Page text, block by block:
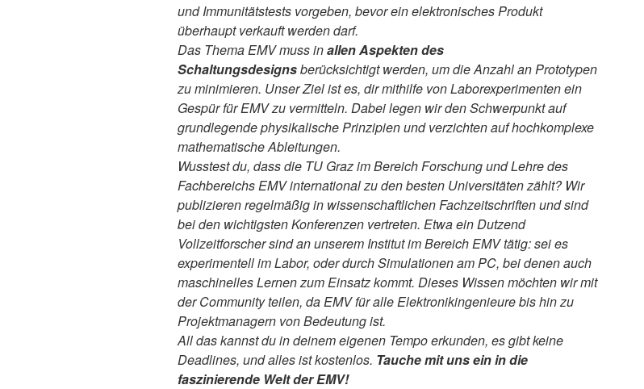
und Immunitätstests vorgeben, bevor ein elektronisches Produkt
überhaupt verkauft werden darf.
Das Thema EMV muss inallen Aspekten des
Schaltungsdesignsberücksichtigt werden, um die Anzahl an Prototypen
zu minimieren. Unser Ziel ist es, dir mithilfe von Laborexperimenten ein
Gespür für EMV zu vermitteln. Dabei legen wir den Schwerpunkt auf
grundlegende physikalische Prinzipien und verzichten auf hochkomplexe
mathematische Ableitungen.
Wusstest du, dass die TU Graz im Bereich Forschung und Lehre des
Fachbereichs EMV international zu den besten Universitäten zählt? Wir
publizieren regelmäßig in wissenschaftlichen Fachzeitschriften und sind
bei den wichtigsten Konferenzen vertreten. Etwa ein Dutzend
Vollzeitforscher sind an unserem Institut im Bereich EMV tätig: sei es
experimentell im Labor, oder durch Simulationen am PC, bei denen auch
maschinelles Lernen zum Einsatz kommt. Dieses Wissen möchten wir mit
der Community teilen, da EMV für alle Elektronikingenieure bis hin zu
Projektmanagern von Bedeutung ist.
All das kannst du in deinem eigenen Tempo erkunden, es gibt keine
Deadlines, und alles ist kostenlos. Tauche mit uns ein in die
faszinierende Welt der EMV!